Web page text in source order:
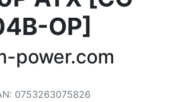
OP]
power.com
: 0753263075826